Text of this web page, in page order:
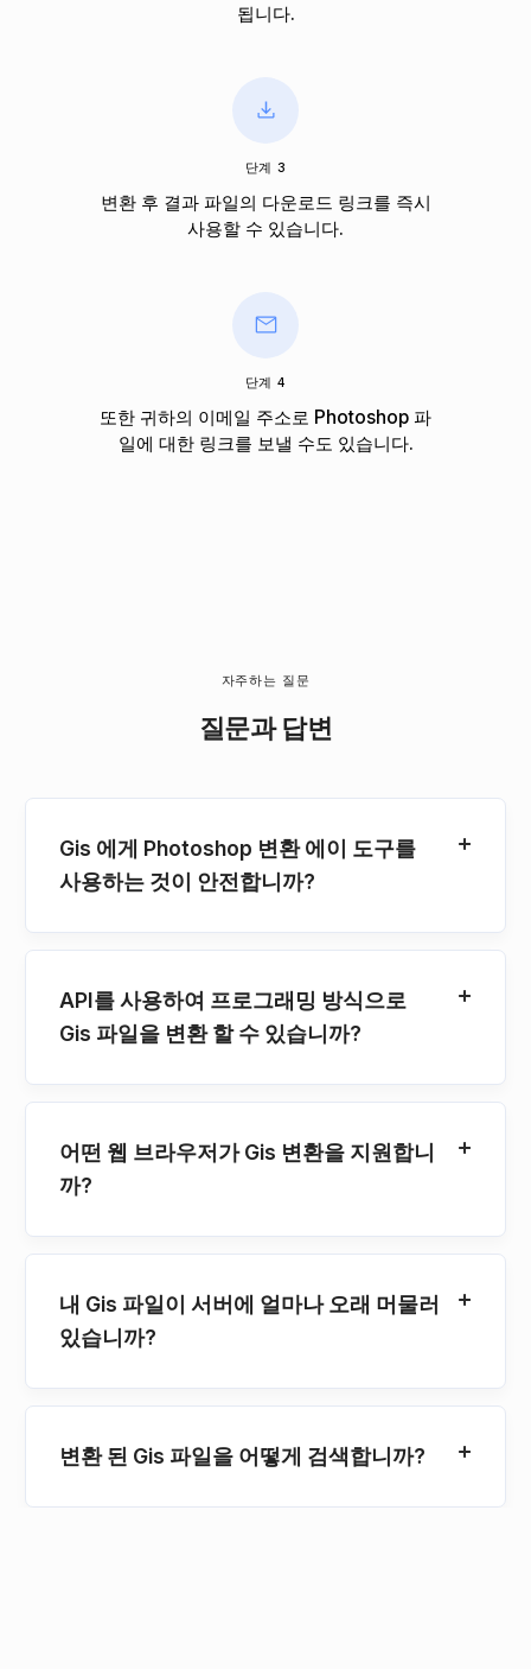
됩니다.
단계 3
변환 후 결과 파일의 다운로드 링크를 즉시
사용할 수 있습니다.
단계 4
또한 귀하의 이메일 주소로 Photoshop 파
일에 대한 링크를 보낼 수도 있습니다.
자주하는 질문
질문과 답변
Gis 에게 Photoshop 변환 에이 도구를
사용하는 것이 안전합니까?
API를 사용하여 프로그래밍 방식으로
Gis 파일을 변환 할 수 있습니까?
어떤 웹 브라우저가 Gis 변환을 지원합니
까?
내 Gis 파일이 서버에 얼마나 오래 머물러
있습니까?
변환 된 Gis 파일을 어떻게 검색합니까?